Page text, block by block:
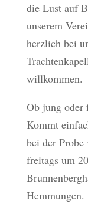
die Lust auf
unserem
herzlich bei
willkommen.
Ob jung oder
Kommt
bei der
freitags um
Hemmungen.